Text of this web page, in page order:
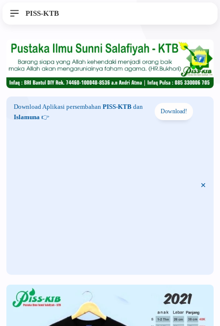
PISS-KTB
Download Aplikasi persembahan PISS-KTB dan
Islamuna 👉
Download!